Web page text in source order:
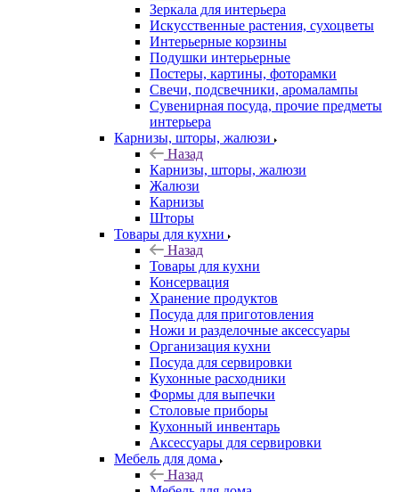
Зеркала для интерьера
Искусственные растения, сухоцветы
Интерьерные корзины
Подушки интерьерные
Постеры, картины, фоторамки
Свечи, подсвечники, аромалампы
Сувенирная посуда, прочие предметы
интерьера
Карнизы, шторы, жалюзи
Назад
Карнизы, шторы, жалюзи
Жалюзи
Карнизы
Шторы
Товары для кухни
Назад
Товары для кухни
Консервация
Хранение продуктов
Посуда для приготовления
Ножи и разделочные аксессуары
Организация кухни
Посуда для сервировки
Кухонные расходники
Формы для выпечки
Столовые приборы
Кухонный инвентарь
Аксессуары для сервировки
Мебель для дома
Назад